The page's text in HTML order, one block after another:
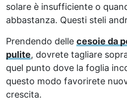
solare è insufficiente o
abbastanza. Questi steli
Prendendo delle cesoie da
pulite, dovrete tagliare
quel punto dove la foglia
questo modo favorirete
crescita.